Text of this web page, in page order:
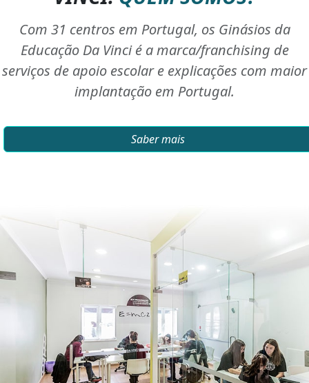
Com 31 centros em Portugal, os Ginásios da
Educação Da Vinci é a marca/franchising de
serviços de apoio escolar e explicações com maior
implantação em Portugal.
Saber mais